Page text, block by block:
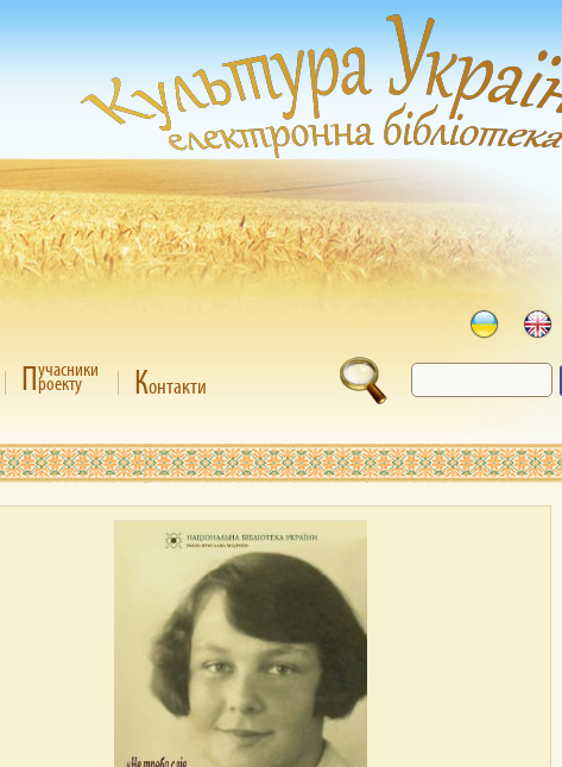
Пучасники
роекту Контакти